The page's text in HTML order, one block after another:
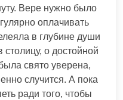
Вере нужно было
оплачивать
в глубине души
столицу, о достойной
свято уверена,
случится. А пока
ради того, чтобы